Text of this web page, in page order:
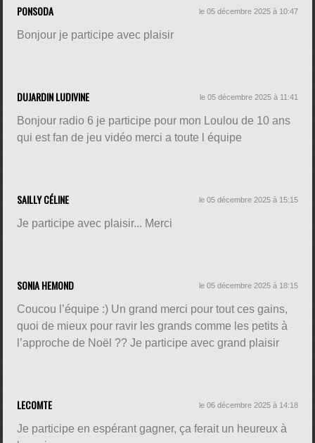
PONSODA le 05 décembre 2025 à 10:47
Bonjour je participe avec plaisir
DUJARDIN LUDIVINE le 05 décembre 2025 à 11:41
Bonjour radio 6 je participe pour mon Loulou de 10 ans
qui est fan de jeu vidéo merci a toute l équipe
SAILLY CÉLINE le 05 décembre 2025 à 15:15
Je participe avec plaisir... Merci
SONIA HEMOND le 05 décembre 2025 à 18:15
Coucou l’équipe :) Un grand merci pour tout ces gains,
quoi de mieux pour ravir les grands comme les petits à
l’approche de Noël ?? Je participe avec grand plaisir
LECOMTE le 06 décembre 2025 à 14:18
Je participe en espérant gagner, ça ferait un heureux à